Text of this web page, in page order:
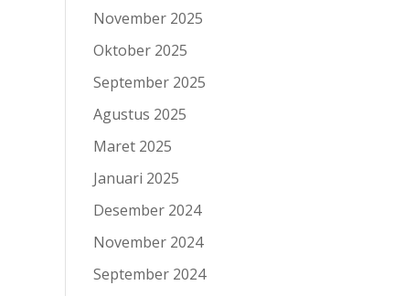
November 2025
Oktober 2025
September 2025
Agustus 2025
Maret 2025
Januari 2025
Desember 2024
November 2024
September 2024